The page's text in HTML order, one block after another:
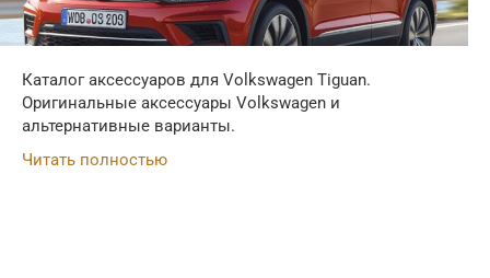
Каталог аксессуаров для Volkswagen Tiguan.
Оригинальные аксессуары Volkswagen и
альтернативные варианты.
Читать полностью